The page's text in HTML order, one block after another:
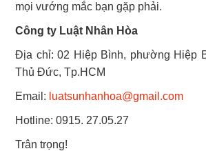
mọi vướng mắc bạn gặp phải.
Công ty Luật Nhân Hòa
Địa chỉ: 02 Hiệp Bình, phường Hiệp
Thủ Đức, Tp.HCM
Email: luatsunhanhoa@gmail.com
Hotline: 0915. 27.05.27
Trân trọng!